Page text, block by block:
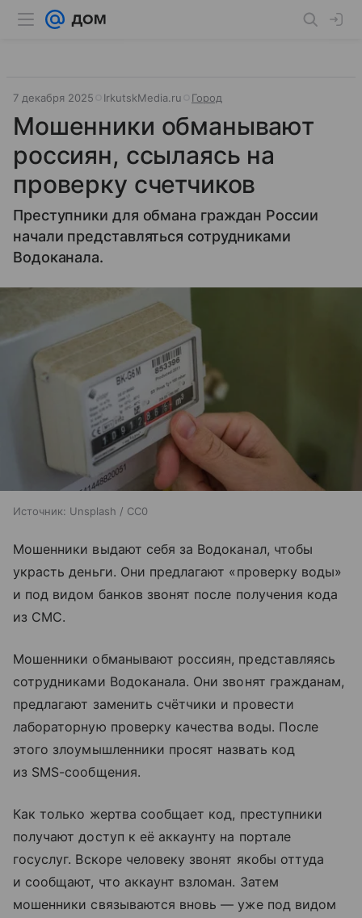
7 декабря 2025 IrkutskMedia.ru Город
Мошенники обманывают
россиян, ссылаясь на
проверку счетчиков
Преступники для обмана граждан России
начали представляться сотрудниками
Водоканала.
Источник: Unsplash / CC0
Мошенники выдают себя за Водоканал, чтобы
украсть деньги. Они предлагают «проверку воды»
и под видом банков звонят после получения кода
из СМС.
Мошенники обманывают россиян, представляясь
сотрудниками Водоканала. Они звонят гражданам,
предлагают заменить счётчики и провести
лабораторную проверку качества воды. После
этого злоумышленники просят назвать код
из SMS-сообщения.
Как только жертва сообщает код, преступники
получают доступ к её аккаунту на портале
госуслуг. Вскоре человеку звонят якобы оттуда
и сообщают, что аккаунт взломан. Затем
мошенники связываются вновь — уже под видом